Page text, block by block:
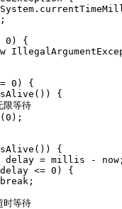
0) {
0) {
{
等待
{
delay = millis - now;
<= 0) {
等待